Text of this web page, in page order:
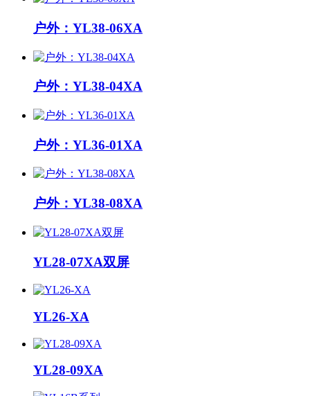
户外：YL38-06XA
户外：YL38-04XA
户外：YL36-01XA
户外：YL38-08XA
YL28-07XA双屏
YL26-XA
YL28-09XA